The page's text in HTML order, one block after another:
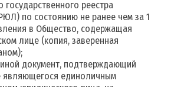
государственного реестра
по состоянию не ранее чем за 1
в Общество, содержащая
лице (копия, заверенная
документ, подтверждающий
являющегося единоличным